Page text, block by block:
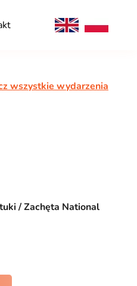
wszystkie wydarzenia
/ Zachęta National